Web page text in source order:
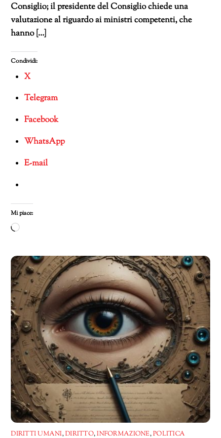
Consiglio; il presidente del Consiglio chiede una
valutazione al riguardo ai ministri competenti, che
hanno […]
Condividi:
X
Telegram
Facebook
WhatsApp
E-mail
Mi piace:
Caricamento
corso…
DIRITTI UMANI,DIRITTO,INFORMAZIONE,POLITICA